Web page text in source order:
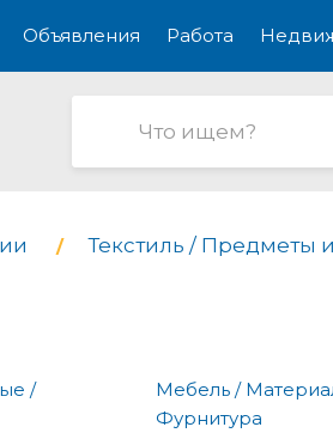
Объявления Работа
Текстиль / Предметы
/
Мебель /
Фурнитура